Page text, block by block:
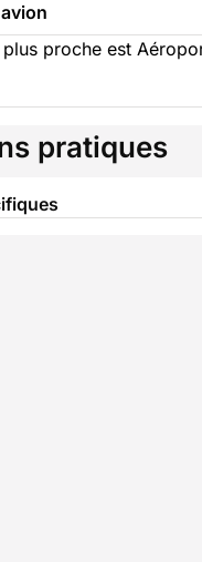
proche est
pratiques